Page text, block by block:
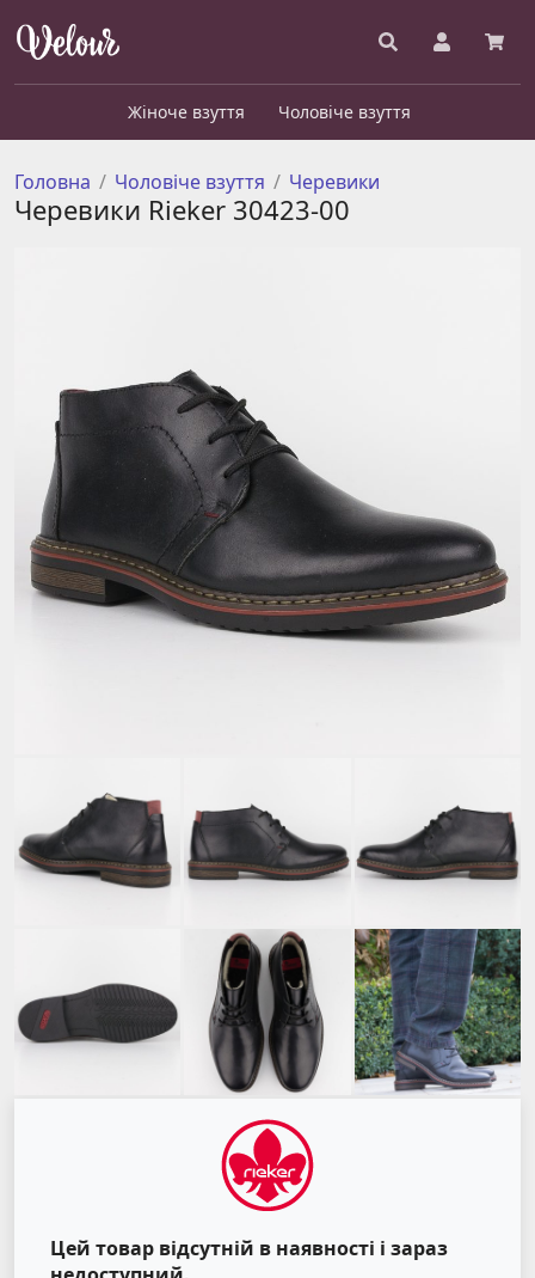
Жіноче взуття Чоловіче взуття
Головна Чоловіче взуття Черевики
Черевики Rieker 30423-00
Цей товар відсутній в наявності і зараз